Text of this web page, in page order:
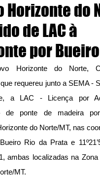
Horizonte do
de LAC à
por Bueiro
Horizonte do Norte,
requereu junto a SEMA -
a LAC - Licença por
de ponte de madeira
do Norte/MT, nas
Bueiro Rio da Prata e
ambas localizadas na
MT.